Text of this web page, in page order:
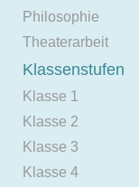
Philosophie
Theaterarbeit
Klassenstufen
Klasse 1
Klasse 2
Klasse 3
Klasse 4